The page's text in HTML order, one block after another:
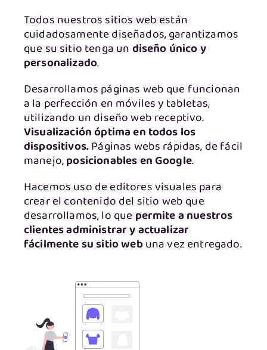
Todos nuestros sitios web están
cuidadosamente diseñados, garantizamos
que su sitio tenga undiseño único y
personalizado.
Desarrollamos páginas web que funcionan
a la perfección en móviles y tabletas,
utilizando un diseño web receptivo.
Visualización óptima en todos los
dispositivos.Páginas webs rápidas, de fácil
manejo,posicionables en Google.
Hacemos uso de editores visuales para
crear el contenido del sitio web que
desarrollamos, lo quepermite a nuestros
clientes administrar y actualizar
fácilmente su sitio webuna vez entregado.